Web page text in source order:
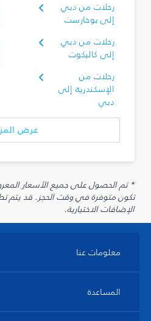
رحلات من دبي
إلى بوخارست
رحلات من دبي
إلى كاليكوت
رحلات من
الإسكندرية إلى
دبي
عرض
تكون متوفرة في وقت الحجز. قد يتم
الإضافات الاختيارية.
معلومات عنا
المساعدة